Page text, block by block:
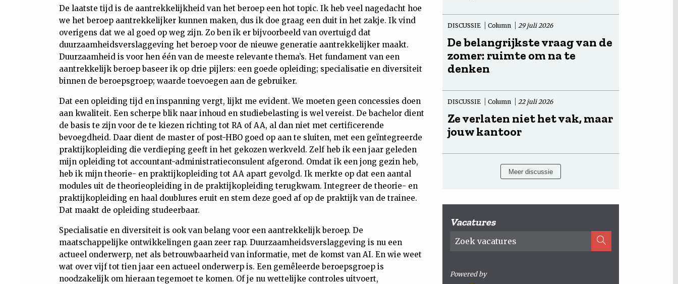
De laatste tijd is de aantrekkelijkheid van het beroep een hot topic. Ik heb veel nagedacht hoe
we het beroep aantrekkelijker kunnen maken, dus ik doe graag een duit in het zakje. Ik vind
overigens dat we al goed op weg zijn. Zo ben ik er bijvoorbeeld van overtuigd dat
duurzaamheidsverslaggeving het beroep voor de nieuwe generatie aantrekkelijker maakt.
Duurzaamheid is voor hen één van de meeste relevante thema’s. Het fundament van een
aantrekkelijk beroep baseer ik op drie pijlers: een goede opleiding; specialisatie en diversiteit
binnen de beroepsgroep; waarde toevoegen aan de gebruiker.
Dat een opleiding tijd en inspanning vergt, lijkt me evident. We moeten geen concessies doen
aan kwaliteit. Een scherpe blik naar inhoud en studiebelasting is wel vereist. De bachelor dient
de basis te zijn voor de te kiezen richting tot RA of AA, al dan niet met certificerende
bevoegdheid. Daar dient de master of post-HBO goed op aan te sluiten, met een geïntegreerde
praktijkopleiding die verdieping geeft in het gekozen werkveld. Zelf heb ik een jaar geleden
mijn opleiding tot accountant-administratieconsulent afgerond. Omdat ik een jong gezin heb,
heb ik mijn theorie- en praktijkopleiding tot AA apart gevolgd. Ik merkte op dat een aantal
modules uit de theorieopleiding in de praktijkopleiding terugkwam. Integreer de theorie- en
praktijkopleiding en haal doublures eruit en stem deze goed af op de praktijk van de trainee.
Dat maakt de opleiding studeerbaar.
Specialisatie en diversiteit is ook van belang voor een aantrekkelijk beroep. De
maatschappelijke ontwikkelingen gaan zeer rap. Duurzaamheidsverslaggeving is nu een
actueel onderwerp, net als betrouwbaarheid van informatie, met de komst van AI. En wie weet
wat over vijf tot tien jaar een actueel onderwerp is. Een gemêleerde beroepsgroep is
noodzakelijk om hieraan tegemoet te komen. Of je nu wettelijke controles uitvoert,
DISCUSSIE Column 29 juli 2026
De belangrijkste vraag van de
zomer: ruimte om na te
denken
DISCUSSIE Column 22 juli 2026
Ze verlaten niet het vak, maar
jouw kantoor
Meer discussie
Vacatures
Powered by